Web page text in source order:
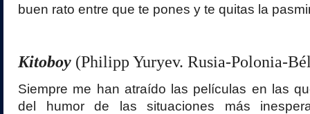
buen rato entre que te pones y te quitas la
Kitoboy (Philipp Yuryev. Rusia-Polonia-
Siempre me han atraído las películas en las
del humor de las situaciones más